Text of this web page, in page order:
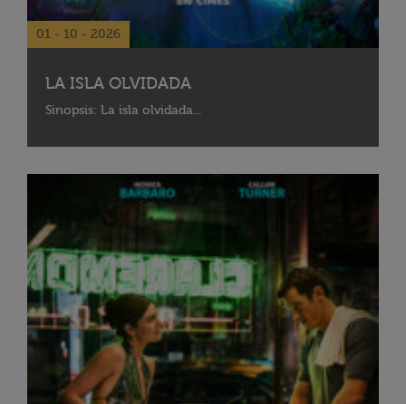
01 - 10 - 2026
LA ISLA OLVIDADA
Sinopsis: La isla olvidada...